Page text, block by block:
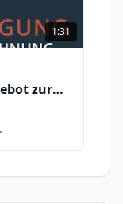
1:31
zur